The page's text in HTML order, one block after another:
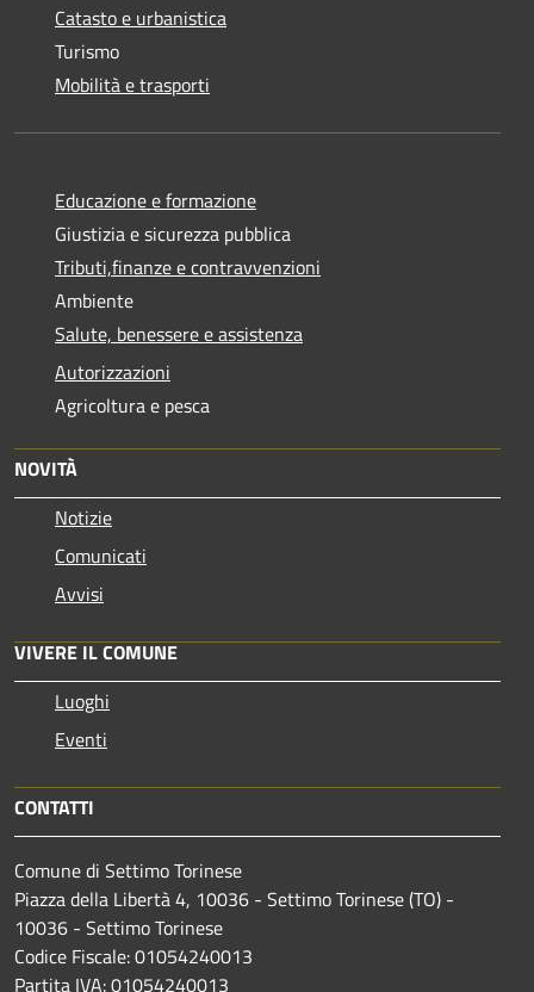
Catasto e urbanistica
Turismo
Mobilità e trasporti
Educazione e formazione
Giustizia e sicurezza pubblica
Tributi,finanze e contravvenzioni
Ambiente
Salute, benessere e assistenza
Autorizzazioni
Agricoltura e pesca
NOVITÀ
Notizie
Comunicati
Avvisi
VIVERE IL COMUNE
Luoghi
Eventi
CONTATTI
Comune di Settimo Torinese
Piazza della Libertà 4, 10036 - Settimo Torinese (TO) -
10036 - Settimo Torinese
Codice Fiscale: 01054240013
Partita IVA: 01054240013